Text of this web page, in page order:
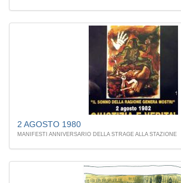
2 AGOSTO 1980
MANIFESTI ANNIVERSARIO DELLA STRAGE ALLA STAZIONE